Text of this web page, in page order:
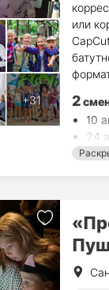
или
2
10
24